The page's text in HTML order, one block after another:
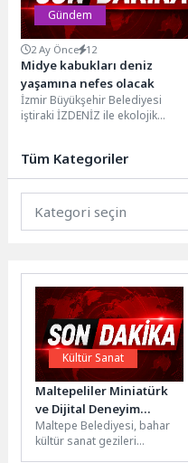
Gündem
2 Ay Önce 12
Midye kabukları deniz
yaşamına nefes olacak
İzmir Büyükşehir Belediyesi
iştiraki İZDENİZ ile ekolojik
kapsamında, atık...
Tüm Kategoriler
Kültür Sanat
Maltepeliler Miniatürk
ve Dijital Deneyim
Müzesi’ni ziyaret etti
Maltepe Belediyesi, bahar
kültür sanat gezileri